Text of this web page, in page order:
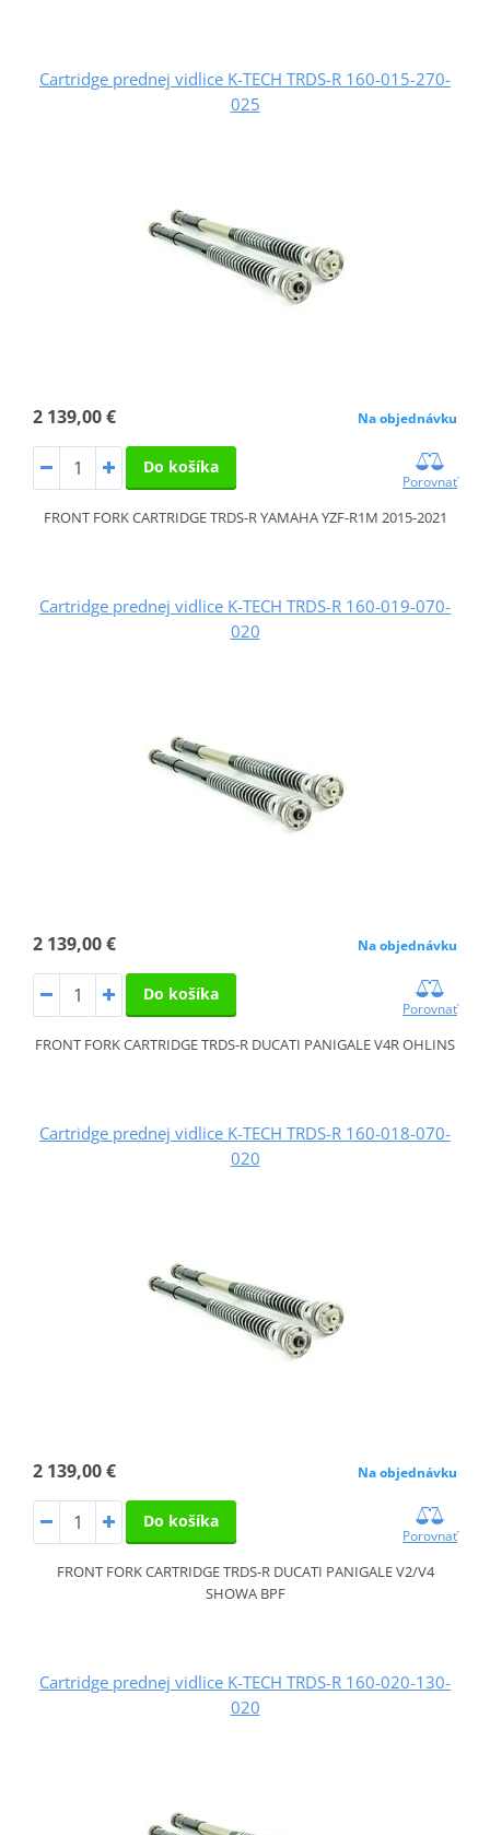
Cartridge prednej vidlice K-TECH TRDS-R 160-015-270-
025
2 139,00 € Na objednávku
Do košíka
Porovnať
FRONT FORK CARTRIDGE TRDS-R YAMAHA YZF-R1M 2015-2021
Cartridge prednej vidlice K-TECH TRDS-R 160-019-070-
020
2 139,00 € Na objednávku
Do košíka
Porovnať
FRONT FORK CARTRIDGE TRDS-R DUCATI PANIGALE V4R OHLINS
Cartridge prednej vidlice K-TECH TRDS-R 160-018-070-
020
2 139,00 € Na objednávku
Do košíka
Porovnať
FRONT FORK CARTRIDGE TRDS-R DUCATI PANIGALE V2/V4
SHOWA BPF
Cartridge prednej vidlice K-TECH TRDS-R 160-020-130-
020